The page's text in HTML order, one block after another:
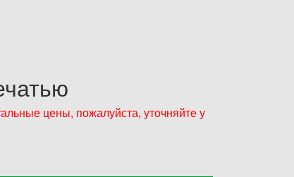
цены, пожалуйста, уточняйте у